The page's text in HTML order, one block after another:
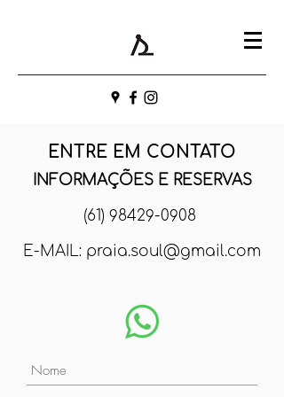
ENTRE EM CONTATO
INFORMAÇÕES E RESERVAS
(61) 98429-0908
E-MAIL: praia.soul@gmail.com